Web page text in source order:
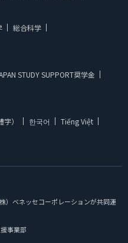
総合科学
STUDY SUPPORT奨学金
） 한국어
Tiếng Việt
）ベネッセコーポレーションが共同運
事業部